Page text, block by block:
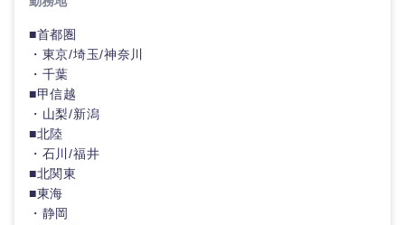
■首都圏
・東京/埼玉/神奈川
・千葉
■甲信越
・山梨/新潟
■北陸
・石川/福井
■北関東
■東海
・静岡